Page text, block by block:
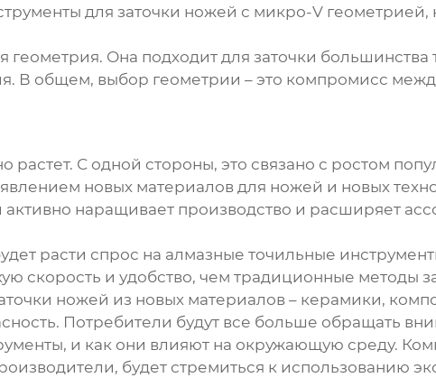
для заточки ножей с микро-V геометрией,
Она подходит для заточки большинства
В общем, выбор геометрии – это компромисс
С одной стороны, это связано с ростом
новых материалов для ножей и новых
наращивает производство и расширяет
расти спрос на алмазные точильные
скорость и удобство, чем традиционные методы
ножей из новых материалов – керамики,
Потребители будут все больше обращать
и как они влияют на окружающую среду.
будет стремиться к использованию